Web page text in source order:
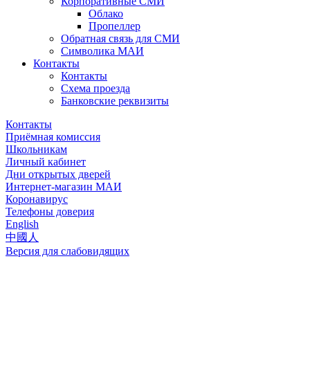
Облако
Пропеллер
Обратная связь для СМИ
Символика МАИ
Контакты
Контакты
Схема проезда
Банковские реквизиты
Контакты
Приёмная комиссия
Школьникам
Личный кабинет
Дни открытых дверей
Интернет-магазин МАИ
Коронавирус
Телефоны доверия
English
中國人
Версия для слабовидящих